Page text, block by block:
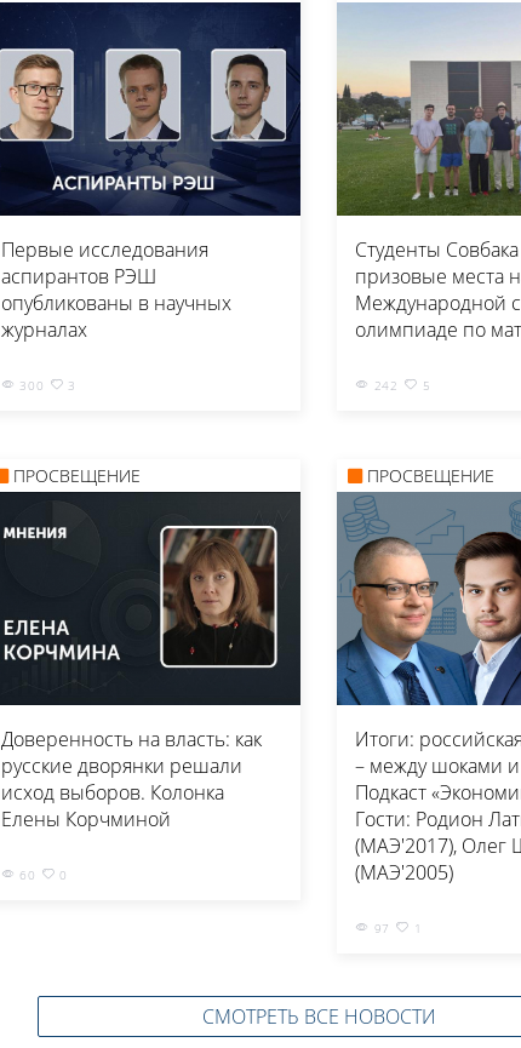
Первые исследования
аспирантов РЭШ
опубликованы в научных
журналах
300 3
Студенты
призовые места
Международной
олимпиаде по
242 5
ПРОСВЕЩЕНИЕ
Доверенность на власть: как
русские дворянки решали
исход выборов. Колонка
Елены Корчминой
60 0
ПРОСВЕЩЕНИЕ
Итоги:
– между шоками и
Подкаст
Гости: Родион
(МАЭ'2017), Олег
(МАЭ'2005)
97 1
СМОТРЕТЬ ВСЕ НОВОСТИ